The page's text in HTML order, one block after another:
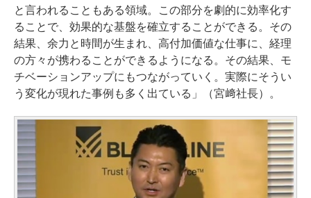
と言われることもある領域。この部分を劇的に効率化す
ることで、効果的な基盤を確立することができる。その
結果、余力と時間が生まれ、高付加価値な仕事に、経理
の方々が携わることができるようになる。その結果、モ
チベーションアップにもつながっていく。実際にそうい
う変化が現れた事例も多く出ている」（宮﨑社長）。